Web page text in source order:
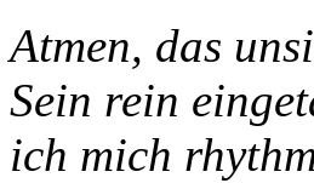
Atmen, das
Sein rein
ich mich